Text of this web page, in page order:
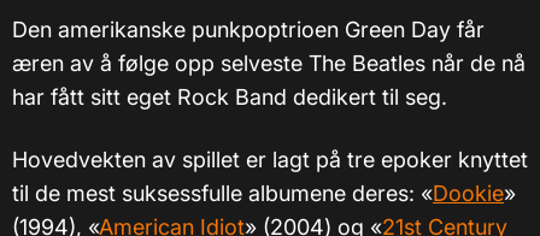
Den amerikanske punkpoptrioen Green Day får
æren av å følge opp selveste The Beatles når de nå
har fått sitt eget Rock Band dedikert til seg.
Hovedvekten av spillet er lagt på tre epoker knyttet
til de mest suksessfulle albumene deres: «Dookie»
(1994), «American Idiot» (2004) og «21st Century